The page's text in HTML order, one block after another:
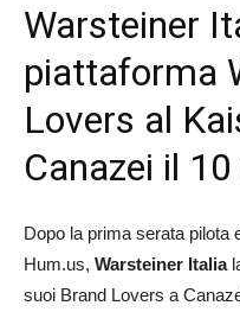
Warsteiner
piattaforma
Lovers al
Canazei il
Dopo la prima serata pilota
Hum.us, Warsteiner Italia
suoi Brand Lovers a